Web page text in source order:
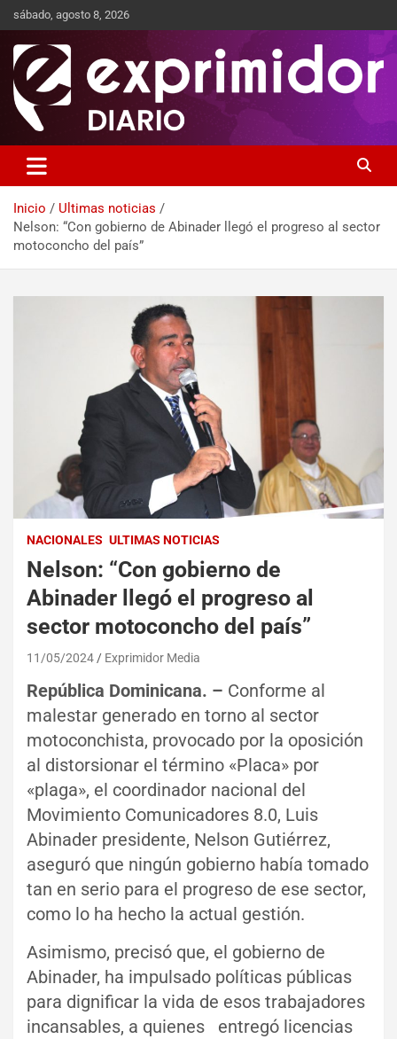
sábado, agosto 8, 2026
Exprimidor media
Inicio
Ultimas noticias
Nelson: “Con gobierno de Abinader llegó el progreso al sector
motoconcho del país”
NACIONALES ULTIMAS NOTICIAS
Nelson: “Con gobierno de
Abinader llegó el progreso al
sector motoconcho del país”
11/05/2024 Exprimidor Media
República Dominicana. – Conforme al
malestar generado en torno al sector
motoconchista, provocado por la oposición
al distorsionar el término «Placa» por
«plaga», el coordinador nacional del
Movimiento Comunicadores 8.0, Luis
Abinader presidente, Nelson Gutiérrez,
aseguró que ningún gobierno había tomado
tan en serio para el progreso de ese sector,
como lo ha hecho la actual gestión.
Asimismo, precisó que, el gobierno de
Abinader, ha impulsado políticas públicas
para dignificar la vida de esos trabajadores
incansables, a quienes entregó licencias